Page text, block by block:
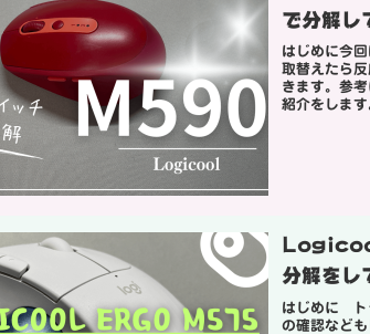
で分解し
はじめに今
取替えたら
きます。参
紹介をしま
分解をし
はじめに ト
の確認など